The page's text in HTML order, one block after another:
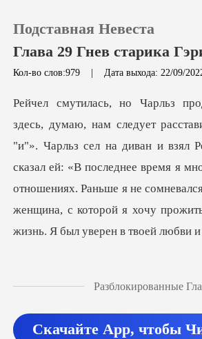
Пополнить
Подставная Невеста
Глава 29 Гнев старика
Кол-во слов:979 | Дата выхода: 22/09/
а диван и взял
сказал ей: «В последнее время я
отношениях. Раньше я не сомнев
Разблокированные
Скачайте App, чтобы